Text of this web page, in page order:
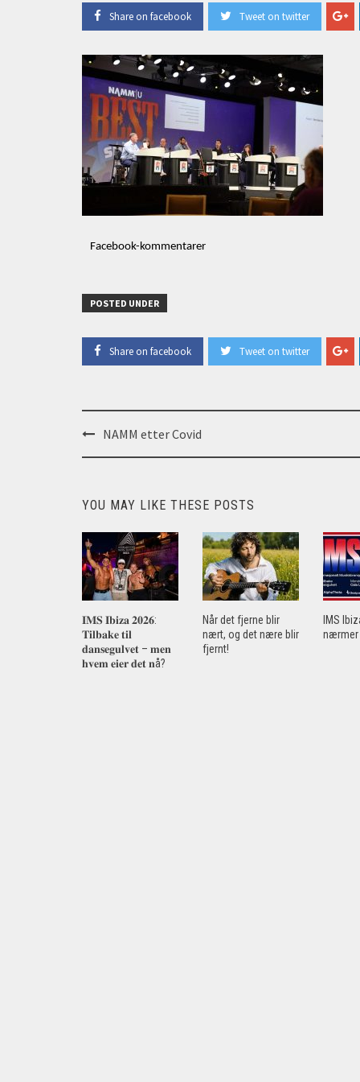
Share on facebook Tweet on twitter
Facebook-kommentarer
POSTED UNDER
Share on facebook Tweet on twitter
Post
navigation
NAMM etter Covid
YOU MAY LIKE THESE POSTS
𝐈𝐌𝐒 𝐈𝐛𝐢𝐳𝐚 𝟐𝟎𝟐𝟔:
𝐓𝐢𝐥𝐛𝐚𝐤𝐞 𝐭𝐢𝐥
𝐝𝐚𝐧𝐬𝐞𝐠𝐮𝐥𝐯𝐞𝐭 – 𝐦𝐞𝐧
𝐡𝐯𝐞𝐦 𝐞𝐢𝐞𝐫 𝐝𝐞𝐭 𝐧å?
Når det fjerne blir
nært, og det nære blir
fjernt!
IMS
nærmer